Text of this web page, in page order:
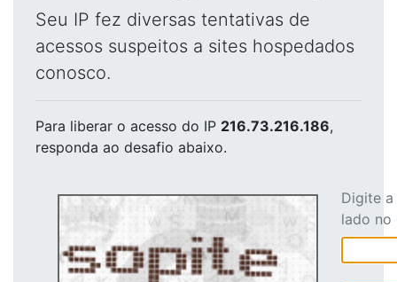
Seu IP fez diversas tentativas de
acessos suspeitos a sites hospedados
conosco.
Para liberar o acesso do IP 216.73.216.186,
responda ao desafio abaixo.
Digite
lado no